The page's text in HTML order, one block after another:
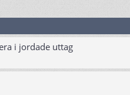
i jordade uttag